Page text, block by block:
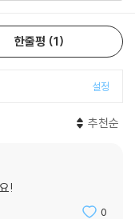
한줄평 1
설정
추천순
!
0